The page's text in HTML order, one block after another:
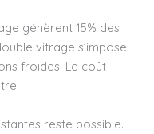
génèrent 15% des
vitrage s’impose.
froides. Le coût
reste possible.